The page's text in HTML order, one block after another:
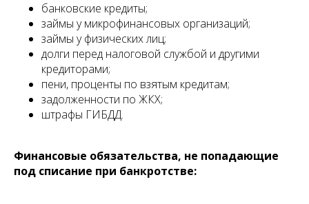
банковские кредиты;
займы у микрофинансовых организаций;
займы у физических лиц;
долги перед налоговой службой и другими
кредиторами;
пени, проценты по взятым кредитам;
задолженности по ЖКХ;
штрафы ГИБДД.
Финансовые обязательства, не попадающие
под списание при банкротстве: